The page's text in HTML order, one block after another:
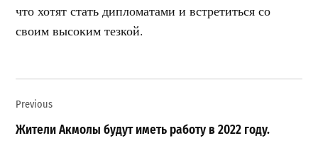
что хотят стать дипломатами и встретиться со
своим высоким тезкой.
по
записям
Previous
Жители Акмолы будут иметь работу в 2022 году.